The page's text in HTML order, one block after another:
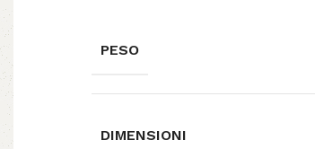
PESO
DIMENSIONI